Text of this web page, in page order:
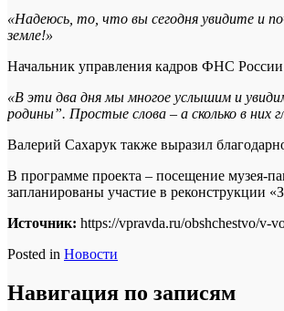
«Надеюсь, то, что вы сегодня увидите и
земле!»
Начальник управления кадров ФНС
«В эти два дня мы многое услышим и
родины”. Простые слова – а сколько в них
Валерий Сахарук также выразил
В программе проекта – посещение музея-
запланированы участие в реконструкции
Источник: https://vpravda.ru/obshchestvo/v-
Posted in Новости
Навигация по записям